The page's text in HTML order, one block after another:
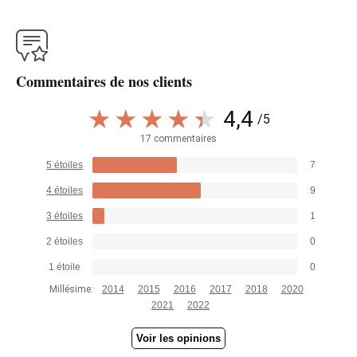
Commentaires de nos clients
4,4 /5
17 commentaires
5 étoiles 7
4 étoiles 9
3 étoiles 1
2 étoiles 0
1 étoile
0
Millésime:
2014 2015 2016 2017 2018
2020
2021
2022
Voir les opinions